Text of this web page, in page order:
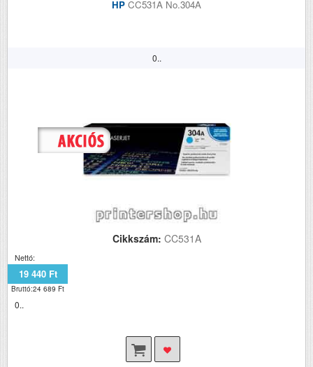
HP CC531A No.304A
0..
Cikkszám: CC531A
Nettó:
19 440 Ft
Bruttó:24 689 Ft
0..